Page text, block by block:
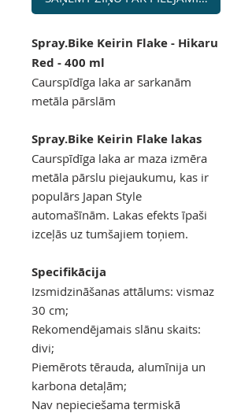
Spray.Bike Keirin Flake - Hikaru
Red - 400 ml
Caurspīdīga laka ar sarkanām
metāla pārslām
Spray.Bike Keirin Flake lakas
Caurspīdīga laka ar maza izmēra
metāla pārslu piejaukumu, kas ir
populārs Japan Style
automašīnām. Lakas efekts īpaši
izceļās uz tumšajiem toņiem.
Specifikācija
Izsmidzināšanas attālums: vismaz
30 cm;
Rekomendējamais slānu skaits:
divi;
Piemērots tērauda, alumīnija un
karbona detaļām;
Nav nepieciešama termiskā